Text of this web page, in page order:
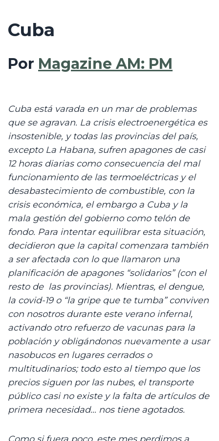
Cuba
Por Magazine AM: PM
Cuba está varada en un mar de problemas
que se agravan. La crisis electroenergética es
insostenible, y todas las provincias del país,
excepto La Habana, sufren apagones de casi
12 horas diarias como consecuencia del mal
funcionamiento de las termoeléctricas y el
desabastecimiento de combustible, con la
crisis económica, el embargo a Cuba y la
mala gestión del gobierno como telón de
fondo. Para intentar equilibrar esta situación,
decidieron que la capital comenzara también
a ser afectada con lo que llamaron una
planificación de apagones “solidarios” (con el
resto de  las provincias). Mientras, el dengue,
la covid-19 o “la gripe que te tumba” conviven
con nosotros durante este verano infernal,
activando otro refuerzo de vacunas para la
población y obligándonos nuevamente a usar
nasobucos en lugares cerrados o
multitudinarios; todo esto al tiempo que los
precios siguen por las nubes, el transporte
público casi no existe y la falta de artículos de
primera necesidad… nos tiene agotados.